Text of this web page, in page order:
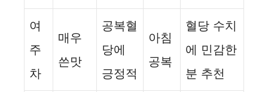
여
주
차
매우
쓴맛
공복혈
당에
긍정적
아침
공복
혈당 수치
에 민감한
분 추천